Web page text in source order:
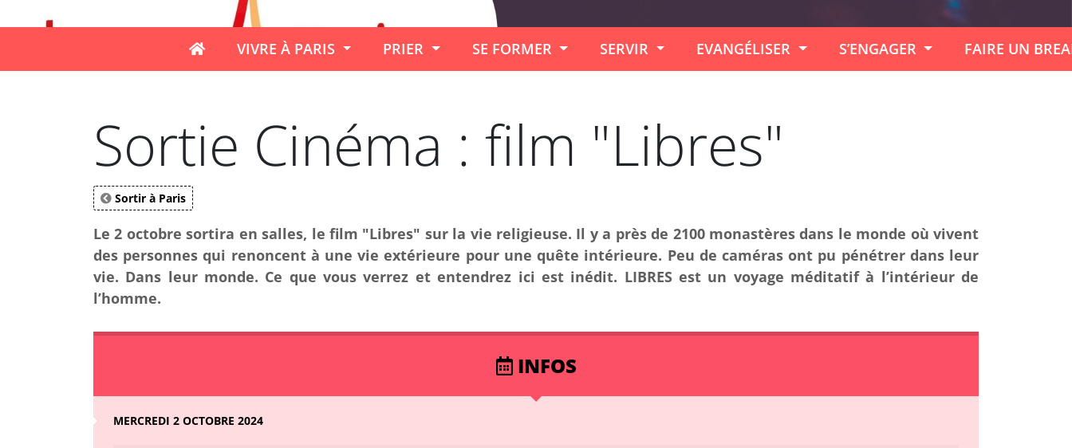
VIVRE À PARIS PRIER SE FORMER SERVIR EVANGÉLISER S’ENGAGER FAIRE UN
Sortie Cinéma : film "Libres"
Sortir à Paris
Le 2 octobre sortira en salles, le film "Libres" sur la vie religieuse. Il y a près de 2100 monastères dans le monde où vivent
des personnes qui renoncent à une vie extérieure pour une quête intérieure. Peu de caméras ont pu pénétrer dans leur
vie. Dans leur monde. Ce que vous verrez et entendrez ici est inédit. LIBRES est un voyage méditatif à l’intérieur de
l’homme.
INFOS
MERCREDI 2 OCTOBRE 2024